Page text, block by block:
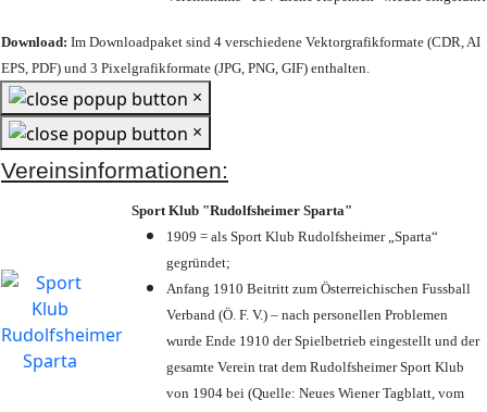
Download: Im Downloadpaket sind 4 verschiedene Vektorgrafikformate (CDR, AI
EPS, PDF) und 3 Pixelgrafikformate (JPG, PNG, GIF) enthalten.
×
×
Vereinsinformationen:
Sport Klub "Rudolfsheimer Sparta"
1909 = als Sport Klub Rudolfsheimer „Sparta“
gegründet;
Anfang 1910 Beitritt zum Österreichischen Fussball
Verband (Ö. F. V.) – nach personellen Problemen
wurde Ende 1910 der Spielbetrieb eingestellt und der
gesamte Verein trat dem Rudolfsheimer Sport Klub
von 1904 bei (Quelle: Neues Wiener Tagblatt, vom